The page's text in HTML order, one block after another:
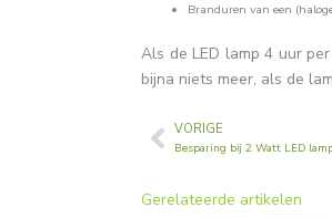
Branduren van een
Als de LED lamp 4 uur
bijna niets meer, als de
Vorige
VORIGE
Besparing bij 2 Watt LED
Gerelateerde artikelen